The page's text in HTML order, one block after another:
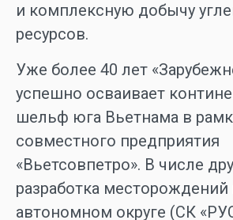
и комплексную добычу
ресурсов.
Уже более 40 лет
успешно осваивает
шельф юга Вьетнама в
совместного предприятия
«Вьетсовпетро». В числе
разработка
автономном округе (СК